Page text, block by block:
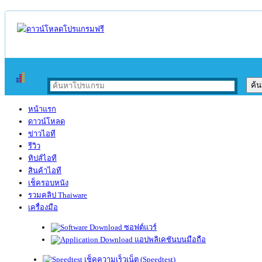
หน้าแรก
ดาวน์โหลด
ข่าวไอที
รีวิว
ทิปส์ไอที
สินค้าไอที
เช็ครอบหนัง
รวมคลิป Thaiware
เครื่องมือ
ซอฟต์แวร์
แอปพลิเคชันบนมือถือ
เช็คความเร็วเน็ต (Speedtest)